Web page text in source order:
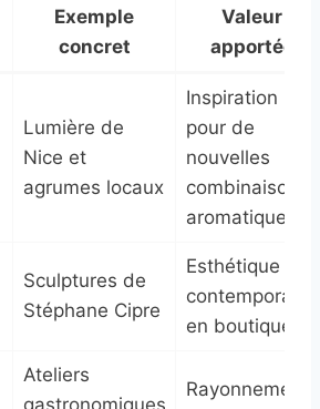
Exemple
concret
Valeur
apportée
Lumière de
Nice et
agrumes locaux
Inspiration
pour de
nouvelles
combinaisons
aromatiques
Sculptures de
Stéphane Cipre
Esthétique
contemporaine
en boutique
Ateliers
gastronomiques
Rayonnement